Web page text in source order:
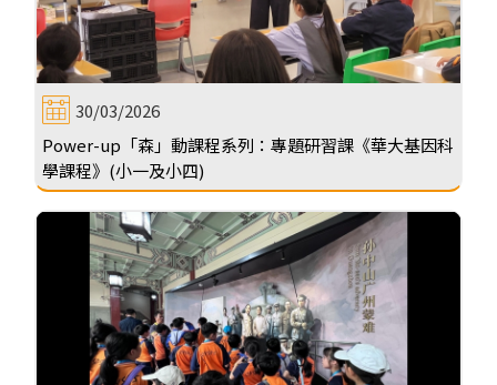
30/03/2026
Power-up「森」動課程系列：專題研習課《華大基因科
學課程》(小一及小四)